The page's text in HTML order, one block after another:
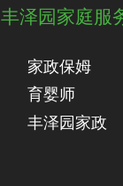
丰泽园家庭服
家政保姆
育婴师
丰泽园家政